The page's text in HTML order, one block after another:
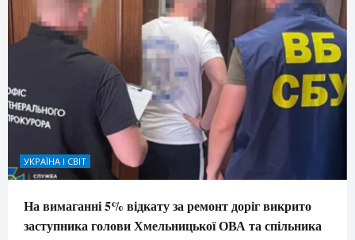
УКРАЇНА І СВІТ
На вимаганні 5% відкату за ремонт доріг викрито
заступника голови Хмельницької ОВА та спільника